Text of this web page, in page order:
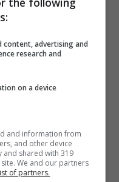
content, advertising and
research and
on a device
and information from
and other device
and shared with 319
We and our partners
of partners.